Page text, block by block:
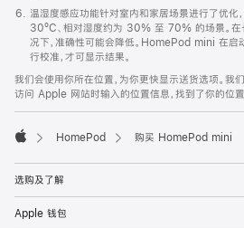
温湿度感应功能针对室内和家居场景进行了优化
30ºC、相对湿度约为 30% 至 70% 的场景。在
况下，准确性可能会降低。HomePod mini 在启
行校准，才可显示结果。
我们会使用你所在位置，为你更快显示送货选项。我
访问 Apple 网站时输入的位置信息，找到了你的位置
HomePod 购买 HomePod mini
选购及了解
Apple 钱包